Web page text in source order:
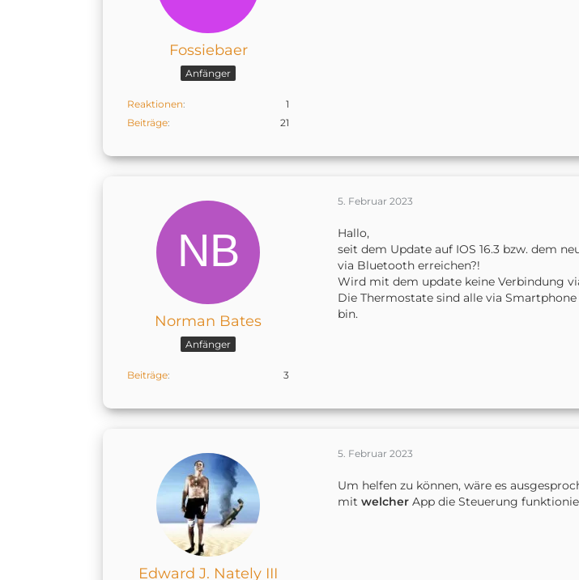
Fossiebaer
Anfänger
Reaktionen
1
Beiträge
21
Norman Bates
Anfänger
Beiträge 3
5. Februar 2023
Hallo,
seit dem Update auf IOS 16.3 bzw. dem
via Bluetooth erreichen?!
Wird mit dem update keine Verbindung
Die Thermostate sind alle via
bin.
Edward J. Nately III
5. Februar 2023
Um helfen zu können, wäre es
mit welcher App die Steuerung